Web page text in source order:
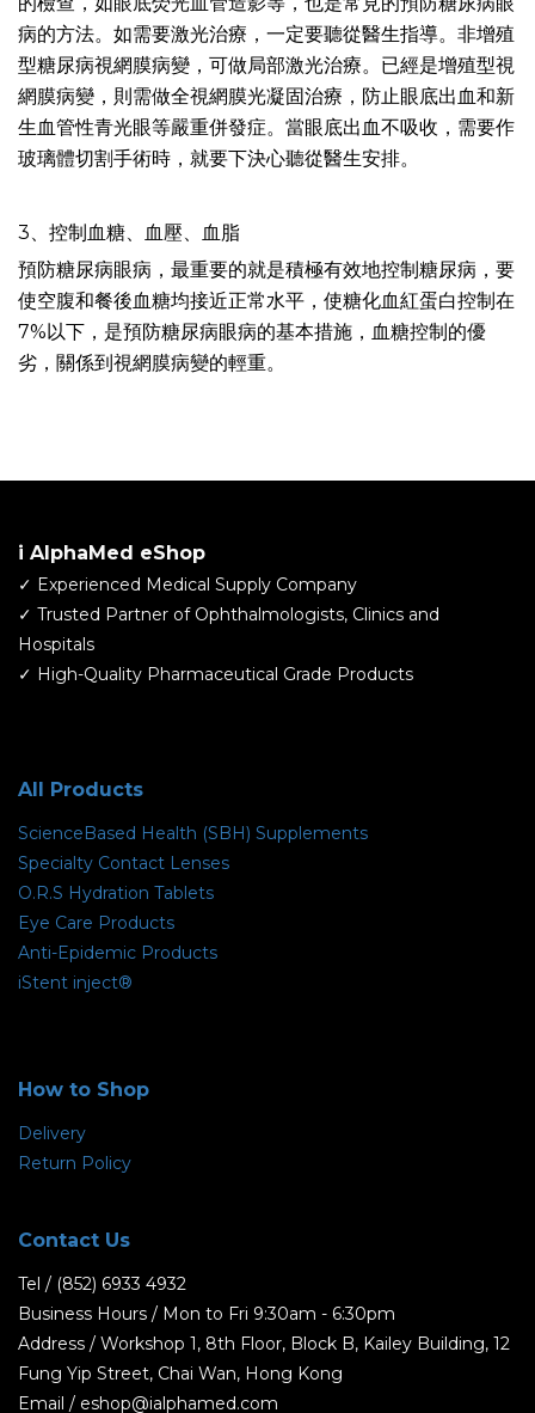
病的方法。如需要激光治療，一定要聽從醫生指導。非增殖
型糖尿病視網膜病變，可做局部激光治療。已經是增殖型視
網膜病變，則需做全視網膜光凝固治療，防止眼底出血和新
生血管性青光眼等嚴重併發症。當眼底出血不吸收，需要作
玻璃體切割手術時，就要下決心聽從醫生安排。
3、控制血糖、血壓、血脂
預防糖尿病眼病，最重要的就是積極有效地控制糖尿病，要
使空腹和餐後血糖均接近正常水平，使糖化血紅蛋白控制在
7%以下，是預防糖尿病眼病的基本措施，血糖控制的優
劣，關係到視網膜病變的輕重。
i AlphaMed eShop
✓ Experienced Medical Supply Company
​✓ Trusted Partner of Ophthalmologists, Clinics and
Hospitals
✓ High-Quality Pharmaceutical Grade Products
All Products
ScienceBased Health (SBH) Supplements
Specialty Contact Lenses
O.R.S Hydration Tablets
Eye Care Products
Anti-Epidemic Products
iStent inject®
How to Shop
Delivery
Return Policy
Contact Us
Tel / (852) 6933 4932
Business Hours / Mon to Fri 9:30am - 6:30pm
Address / Workshop 1, 8th Floor, Block B, Kailey Building, 12
Fung Yip Street, Chai Wan, Hong Kong
Email / eshop@ialphamed.com